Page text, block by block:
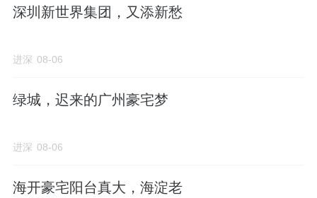
深圳新世界集团，又添新愁
进深 08-06
绿城，迟来的广州豪宅梦
进深 08-06
海开豪宅阳台真大，海淀老